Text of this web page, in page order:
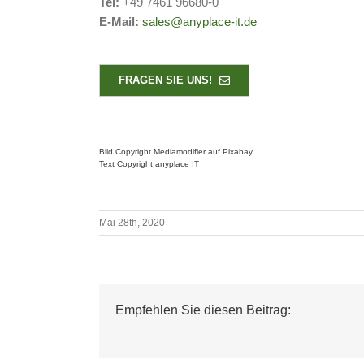
E-Mail: sales@anyplace-it.de
FRAGEN SIE UNS!
Bild Copyright Mediamodifier auf Pixabay
Text Copyright anyplace IT
Mai 28th, 2020
Empfehlen Sie diesen Beitrag: